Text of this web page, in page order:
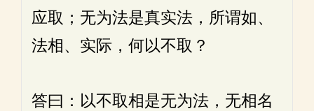
应取；无为法是真实法，所谓如、
法相、实际，何以不取？
答曰：以不取相是无为法，无相名